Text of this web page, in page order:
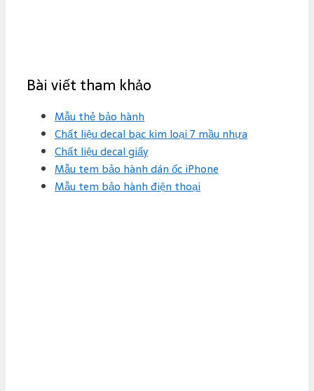
Bài viết tham khảo
Mẫu thẻ bảo hành
Chất liệu decal bạc kim loại 7 mầu nhựa
Chất liệu decal giấy
Mẫu tem bảo hành dán ốc iPhone
Mẫu tem bảo hành điện thoại